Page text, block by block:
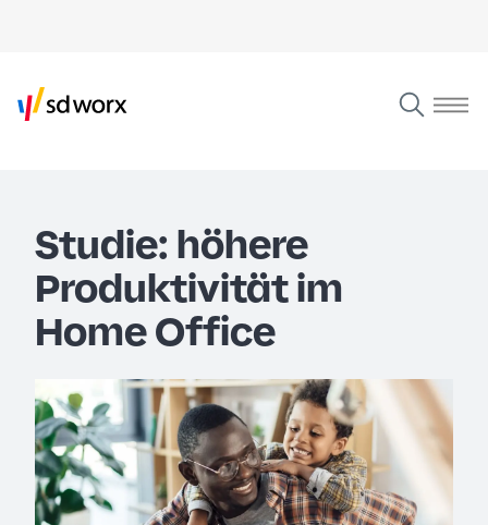
Studie: höhere
Produktivität im
Home Office